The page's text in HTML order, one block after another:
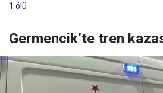
1 ölü
Germencik’te tren